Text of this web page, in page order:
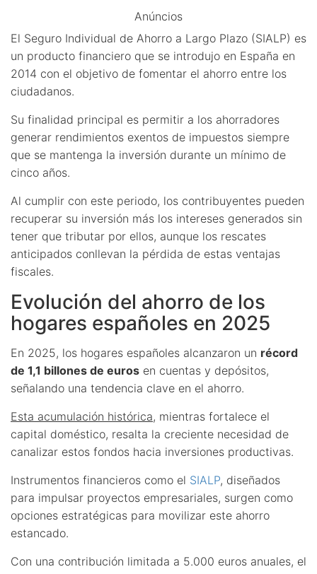
Anúncios
El Seguro Individual de Ahorro a Largo Plazo (SIALP) es
un producto financiero que se introdujo en España en
2014 con el objetivo de fomentar el ahorro entre los
ciudadanos.
Su finalidad principal es permitir a los ahorradores
generar rendimientos exentos de impuestos siempre
que se mantenga la inversión durante un mínimo de
cinco años.
Al cumplir con este periodo, los contribuyentes pueden
recuperar su inversión más los intereses generados sin
tener que tributar por ellos, aunque los rescates
anticipados conllevan la pérdida de estas ventajas
fiscales.
Evolución del ahorro de los
hogares españoles en 2025
En 2025, los hogares españoles alcanzaron un récord
de 1,1 billones de euros en cuentas y depósitos,
señalando una tendencia clave en el ahorro.
Esta acumulación histórica, mientras fortalece el
capital doméstico, resalta la creciente necesidad de
canalizar estos fondos hacia inversiones productivas.
Instrumentos financieros como el SIALP, diseñados
para impulsar proyectos empresariales, surgen como
opciones estratégicas para movilizar este ahorro
estancado.
Con una contribución limitada a 5.000 euros anuales, el